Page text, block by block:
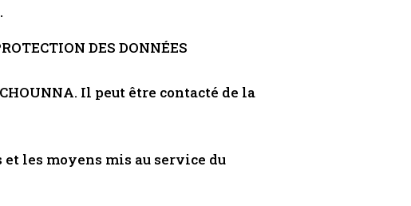
DES DONNÉES
Il peut être contacté de la
les moyens mis au service du